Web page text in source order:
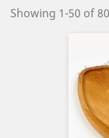
Showing 1-50 of